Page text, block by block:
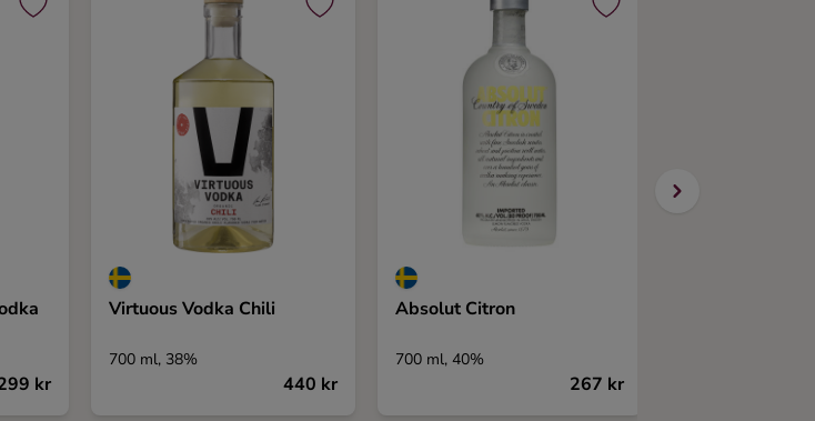
kr
Virtuous Vodka Chili
700 ml, 38%
440 kr
Absolut Citron
700 ml, 40%
267 kr